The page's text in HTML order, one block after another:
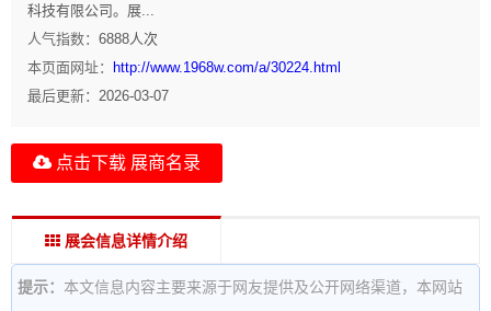
科技有限公司。展...
人气指数： 6888人次
本页面网址：
http://www.1968w.com/a/30224.html
最后更新： 2026-03-07
点击下载 展商名录
展会信息详情介绍
提示： 本文信息内容主要来源于网友提供及公开网络渠道，本网站